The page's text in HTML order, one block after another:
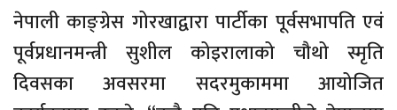
नेपाली काङ्ग्रेस गोरखाद्वारा पार्टीका पूर्वसभापति एवं
पूर्वप्रधानमन्त्री सुशील कोइरालाको चौथो स्मृति
दिवसका अवसरमा सदरमुकाममा आयोजित